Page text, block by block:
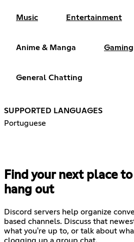
Music Entertainment
Anime & Manga Gaming
General Chatting
SUPPORTED LANGUAGES
Portuguese
Find your next place
hang out
Discord servers help organize
based channels. Discuss that
what you're up to, or talk about
clogging up a group chat.